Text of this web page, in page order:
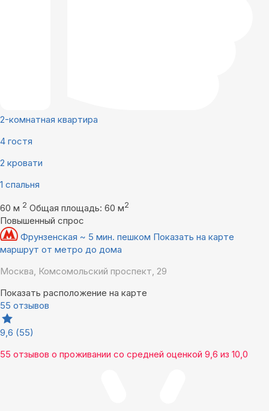
2-комнатная квартира
4 гостя
2 кровати
1 спальня
60 м 2 Общая площадь: 60 м2
Повышенный спрос
Фрунзенская ~ 5 мин. пешком Показать на карте
маршрут от метро до дома
Москва, Комсомольский проспект, 29
Показать расположение на карте
55 отзывов
9,6 (55)
55 отзывов о проживании со средней оценкой 9,6 из 10,0